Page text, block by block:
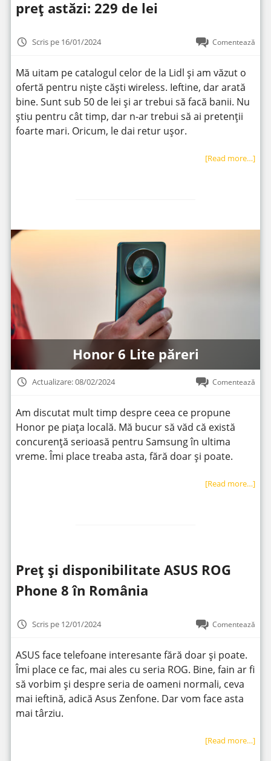
preț astăzi: 229 de lei
Scris pe 16/01/2024 Comentează
Mă uitam pe catalogul celor de la Lidl și am văzut o
ofertă pentru niște căști wireless. Ieftine, dar arată
bine. Sunt sub 50 de lei și ar trebui să facă banii. Nu
știu pentru cât timp, dar n-ar trebui să ai pretenții
foarte mari. Oricum, le dai retur ușor.
[Read more…]
Honor 6 Lite păreri
Actualizare: 08/02/2024 Comentează
Am discutat mult timp despre ceea ce propune
Honor pe piața locală. Mă bucur să văd că există
concurență serioasă pentru Samsung în ultima
vreme. Îmi place treaba asta, fără doar și poate.
[Read more…]
Preț și disponibilitate ASUS ROG
Phone 8 în România
Scris pe 12/01/2024 Comentează
ASUS face telefoane interesante fără doar și poate.
Îmi place ce fac, mai ales cu seria ROG. Bine, fain ar fi
să vorbim și despre seria de oameni normali, ceva
mai ieftină, adică Asus Zenfone. Dar vom face asta
mai târziu.
[Read more…]